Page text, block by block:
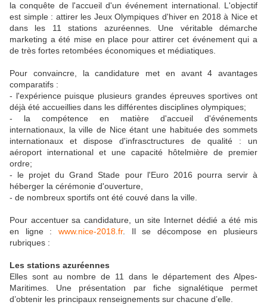
la conquête de l'accueil d'un événement international. L'objectif
est simple : attirer les Jeux Olympiques d'hiver en 2018 à Nice et
dans les 11 stations azuréennes. Une véritable démarche
marketing a été mise en place pour attirer cet événement qui a
de très fortes retombées économiques et médiatiques.
Pour convaincre, la candidature met en avant 4 avantages
comparatifs :
- l'expérience puisque plusieurs grandes épreuves sportives ont
déjà été accueillies dans les différentes disciplines olympiques;
- la compétence en matière d'accueil d'événements
internationaux, la ville de Nice étant une habituée des sommets
internationaux et dispose d'infrasctructures de qualité : un
aéroport international et une capacité hôtelmière de premier
ordre;
- le projet du Grand Stade pour l'Euro 2016 pourra servir à
héberger la cérémonie d'ouverture,
- de nombreux sportifs ont été couvé dans la ville.
Pour accentuer sa candidature, un site Internet dédié a été mis
en ligne : www.nice-2018.fr. Il se décompose en plusieurs
rubriques :
Les stations azuréennes
Elles sont au nombre de 11 dans le département des Alpes-
Maritimes. Une présentation par fiche signalétique permet
d’obtenir les principaux renseignements sur chacune d’elle.